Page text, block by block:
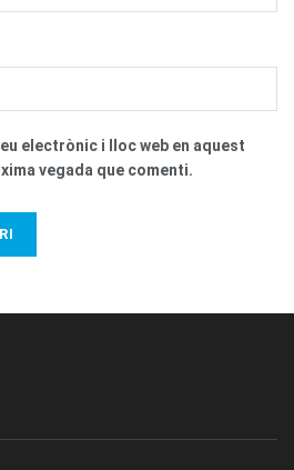
electrònic i lloc web en aquest
vegada que comenti.